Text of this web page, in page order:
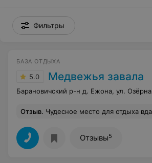
Фильтры
БАЗА ОТДЫХА
5.0 Медвежья завала
Барановичский р-н д. Ежона, ул.
Отзыв. Чудесное место для отдыха вдали от городской суеты. Мы пробыли всего сутки, а хотелось остаться минимум на неделю. Очень
Отзывы5